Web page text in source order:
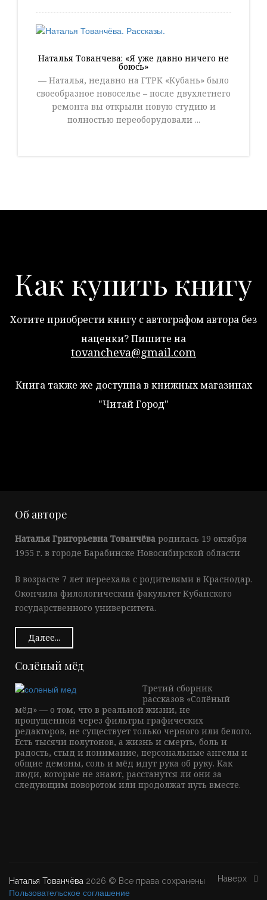
Наталья Тованчева: «Я уже давно ничего не
боюсь»
— Наталья, недавно на ГТРК «Кубань» было
своеобразное новоселье – после двухлетнего
ремонта вы открыли новую студию и
полностью переоборудовали ...
Как купить книгу
Хотите приобрести книгу с автографом автора без
наценки? Пишите на
tovancheva@gmail.com
Книга также же доступна в книжных магазинах
"Читай Город"
Об авторе
Наталья Григорьевна Тованчёва родилась 19 октября
1955 г. в городе Барабинске Новосибирской области
В возрасте 7 лет переехала с родителями в Краснодар.
Окончила филологический факультет Кубанского
государственного университета.
Далее...
Солёный мёд
Третий сборник
рассказов «Солёный
мёд» — о том, что в реальной жизни, не
пропущенной через фильтры графических
редакторов, не существует только черного или белого.
Есть тысячи полутонов, а жизнь и смерть, боль и
радость, стыд и понимание, персональные ангелы и
общие демоны, соль и мёд идут рука об руку. Как
люди, которые не знают, расстанутся ли они за
следующим поворотом или продолжат путь вместе.
Наталья Тованчёва 2026 © Все права сохранены Наверх
Пользовательское соглашение